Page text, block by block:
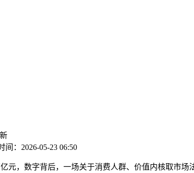
间： 2026-05-23 06:50
，数字背后，一场关于消费人群、价值内核取市场